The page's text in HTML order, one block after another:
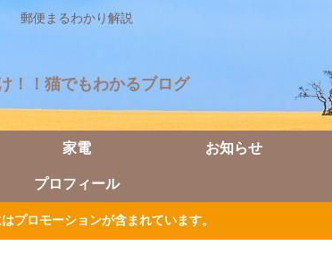
郵便まるわかり解説
！！猫でもわかるブログ
家電 お知らせ
プロフィール
プロモーションが含まれています。